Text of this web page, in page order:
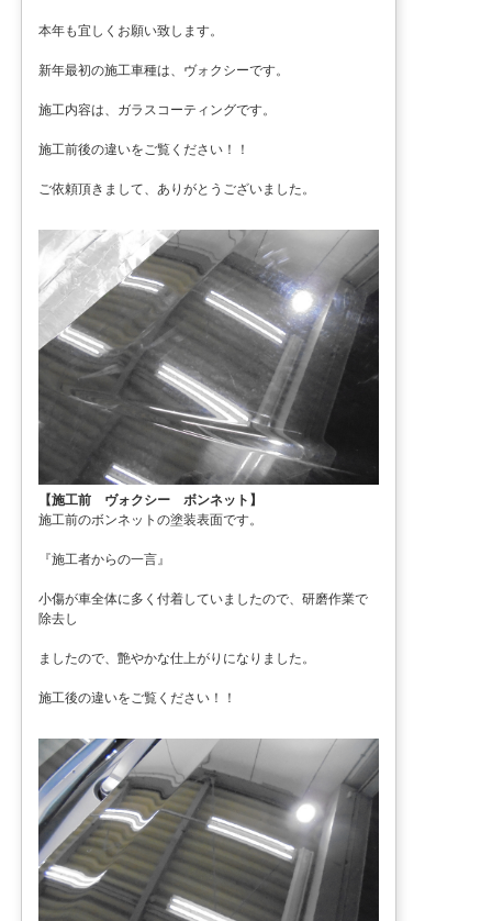
本年も宜しくお願い致します。
新年最初の施工車種は、ヴォクシーです。
施工内容は、ガラスコーティングです。
施工前後の違いをご覧ください！！
ご依頼頂きまして、ありがとうございました。
【施工前 ヴォクシー ボンネット】
施工前のボンネットの塗装表面です。
『施工者からの一言』
小傷が車全体に多く付着していましたので、研磨作業で
除去し
ましたので、艶やかな仕上がりになりました。
施工後の違いをご覧ください！！